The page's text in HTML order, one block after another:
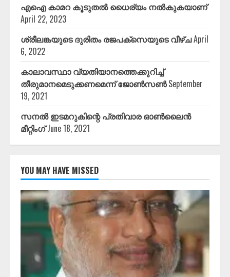
എഐ കാമറ കൂടുതൽ ധൈര്യം നൽകുകയാണ്
April 22, 2023
ശ്രീലങ്കയുടെ ദുരിതം രജപക്സെയുടെ വീഴ്ചApril
6, 2022
കാലാവസ്ഥാ വ്യതിയാനത്തെക്കുറിച്ച്
തീരുമാനമെടുക്കണമെന്ന് ജോൺസൺ September
19, 2021
സനൽ ഇടമറുകിന്റെ പ്രതിവാര ഓൺലൈൻ
മീറ്റിംഗ് June 18, 2021
YOU MAY HAVE MISSED